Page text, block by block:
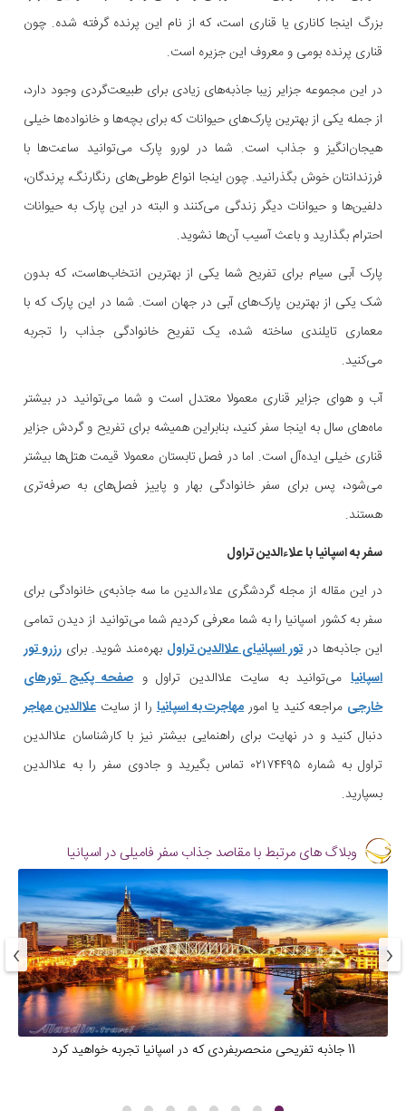
بزرگ اینجا کاناری یا قناری است، که از نام این پرنده گرفته شده. چون
قناری پرنده بومی و معروف این جزیره است.
در این مجموعه جزایر زیبا جاذبه‌های زیادی برای طبیعت‌گردی وجود دارد،
از جمله یکی از بهترین پارک‌های حیوانات که برای بچه‌ها و خانواده‌ها خیلی
هیجان‌انگیز و جذاب است. شما در لورو پارک می‌توانید ساعت‌ها با
فرزندانتان خوش بگذرانید. چون اینجا انواع طوطی‌های رنگارنگ، پرندگان،
دلفین‌ها و حیوانات دیگر زندگی می‌کنند و البته در این پارک به حیوانات
احترام بگذارید و باعث آسیب آن‌ها نشوید.
پارک آبی سیام برای تفریح شما یکی از بهترین انتخاب‌هاست، که بدون
شک یکی از بهترین پارک‌های آبی در جهان است. شما در این پارک که با
معماری تایلندی ساخته شده، یک تفریح خانوادگی جذاب را تجربه
می‌کنید.
آب و هوای جزایر قناری معمولا معتدل است و شما می‌توانید در بیشتر
ماه‌های سال به اینجا سفر کنید، بنابراین همیشه برای تفریح و گردش جزایر
قناری خیلی ایده‌آل است. اما در فصل تابستان معمولا قیمت هتل‌ها بیشتر
می‌شود، پس برای سفر خانوادگی بهار و پاییز فصل‌های به صرفه‌تری
هستند.
سفر به اسپانیا با علاءالدین تراول
در این مقاله از مجله گردشگری علاءالدین ما سه جاذبه‌ی خانوادگی برای
سفر به کشور اسپانیا را به شما معرفی کردیم شما می‌توانید از دیدن تمامی
این جاذبه‌ها در تور اسپانیای علاالدین تراول بهره‌مند شوید. برای رزرو تور
اسپانیامی‌توانید به سایت علاالدین تراول وصفحه پکیج تورهای
خارجی مراجعه کنید یا امورمهاجرت به اسپانیارا از سایتعلاالدین مهاجر
دنبال کنید و در نهایت برای راهنمایی بیشتر نیز با کارشناسان علاالدین
تراول به شماره ۰۲۱۷۴۴۹۵ تماس بگیرید و جادوی سفر را به علاالدین
بسپارید.
وبلاگ های مرتبط با مقاصد جذاب سفر فامیلی در اسپانیا
11 جاذبه تفریحی منحصربفردی که در اسپانیا تجربه خواهید کرد
‹
›